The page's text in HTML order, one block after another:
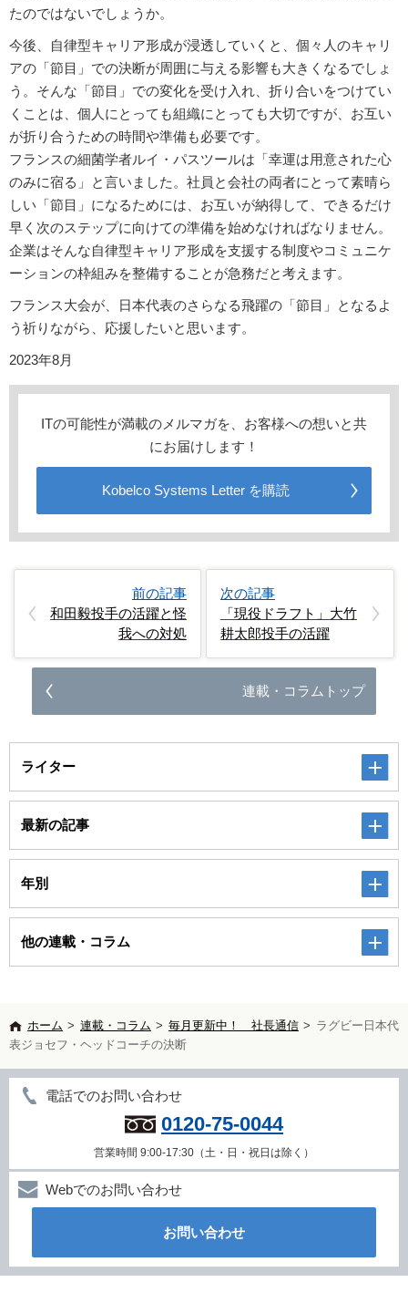
たのではないでしょうか。
今後、自律型キャリア形成が浸透していくと、個々人のキャリ
アの「節目」での決断が周囲に与える影響も大きくなるでしょ
う。そんな「節目」での変化を受け入れ、折り合いをつけてい
くことは、個人にとっても組織にとっても大切ですが、お互い
が折り合うための時間や準備も必要です。
フランスの細菌学者ルイ・パスツールは「幸運は用意された心
のみに宿る」と言いました。社員と会社の両者にとって素晴ら
しい「節目」になるためには、お互いが納得して、できるだけ
早く次のステップに向けての準備を始めなければなりません。
企業はそんな自律型キャリア形成を支援する制度やコミュニケ
ーションの枠組みを整備することが急務だと考えます。
フランス大会が、日本代表のさらなる飛躍の「節目」となるよ
う祈りながら、応援したいと思います。
2023年8月
ITの可能性が満載のメルマガを、お客様への想いと共
にお届けします！
Kobelco Systems Letter を購読
前の記事
和田毅投手の活躍と怪
我への対処
次の記事
「現役ドラフト」大竹
耕太郎投手の活躍
連載・コラムトップ
ライター
最新の記事
年別
他の連載・コラム
ホーム > 連載・コラム > 毎月更新中！ 社長通信 > ラグビー日本代
表ジョセフ・ヘッドコーチの決断
電話でのお問い合わせ
0120-75-0044
営業時間 9:00-17:30（土・日・祝日は除く）
Webでのお問い合わせ
お問い合わせ